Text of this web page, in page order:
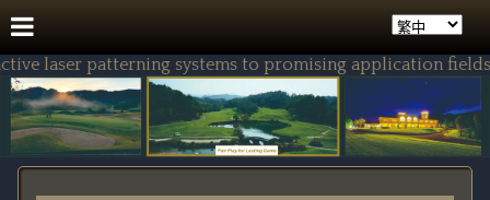
laser patterning systems to promising application fields.